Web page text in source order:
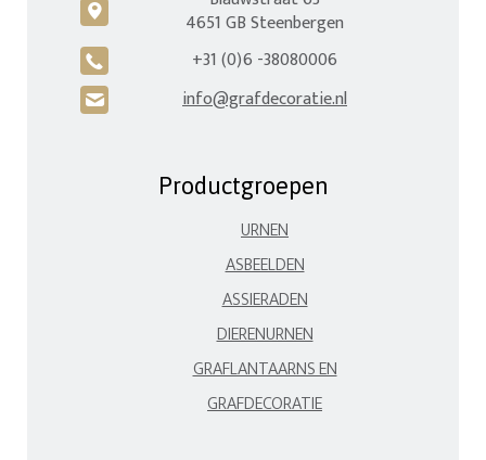
c
4651 GB Steenbergen
A +31 (0)6 -38080006
H info@grafdecoratie.nl
Productgroepen
URNEN
ASBEELDEN
ASSIERADEN
DIERENURNEN
GRAFLANTAARNS EN
GRAFDECORATIE